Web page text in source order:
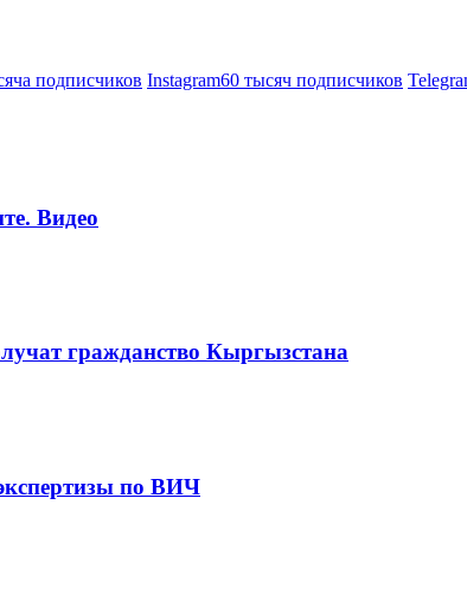
подписчиков Instagram60 тысяч подписчиков
Видео
гражданство Кыргызстана
по ВИЧ